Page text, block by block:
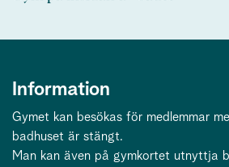
Information
Gymet kan besökas för medlemmar
badhuset är stängt.
Man kan även på gymkortet utnyttja